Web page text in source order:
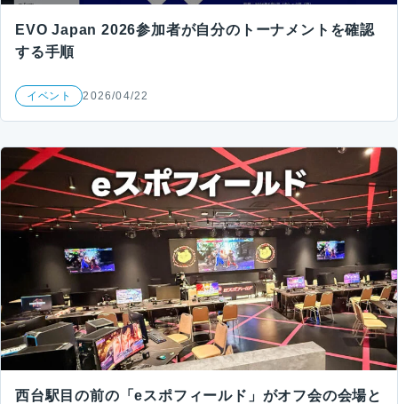
EVO Japan 2026参加者が自分のトーナメントを確認
する手順
イベント 2026/04/22
西台駅目の前の「eスポフィールド」がオフ会の会場と